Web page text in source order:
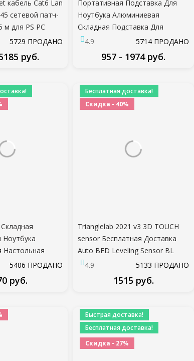
кабель Cat6 Lan
сетевой патч-
м для PS PC
Cat 6 кабель
5729 ПРОДАНО
руб.
Портативная Подставка Для
Ноутбука Алюминиевая
Складная Подставка Для
Ноутбука Подставка Для
Держатель Регулируемый
Аксессуары
4.9 5714 ПРОДАНО
957 - 1974 руб.
Ноутбука
Настольная
Ноутбука
Ноутбука sFor
Pro Air iPad
5406 ПРОДАНО
руб.
Бесплатная доставка!
Скидка - 40%
Trianglelab 2021 v3 3D TOUCH
sensor Бесплатная Доставка
Auto BED Leveling Sensor BL
AUTO touch sensor для anet A8
4.9 5133 ПРОДАНО
1515 руб.
Быстрая доставка!
Бесплатная доставка!
Скидка - 27%